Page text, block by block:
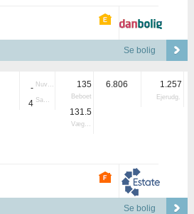
Se bolig
- Nuvær.
4 Samlet
135
Beboet
131.5
Vægtet
6.806 1.257
Ejerudg.
Se bolig